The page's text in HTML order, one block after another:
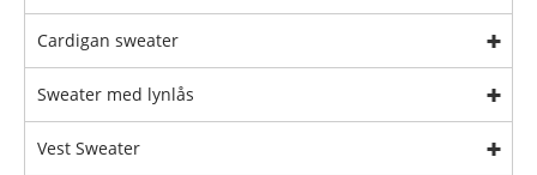
Cardigan sweater
Sweater med lynlås
Vest Sweater